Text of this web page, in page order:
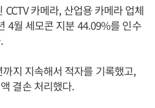
카메라, 산업용 카메라 업체
4월 세모콘 지분 44.09%를 인수
지 지속해서 적자를 기록했고,
결손 처리했다.